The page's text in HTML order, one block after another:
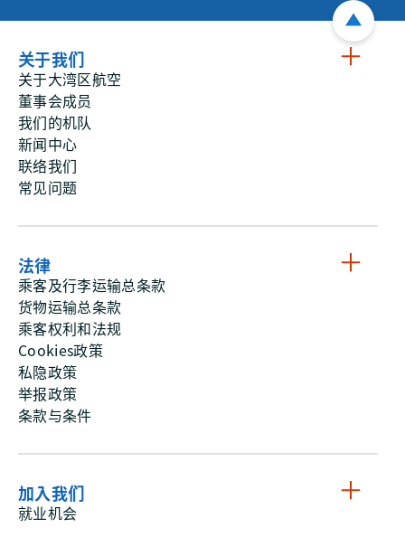
关于我们
关于大湾区航空
董事会成员
我们的机队
新闻中心
联络我们
常见问题
法律
乘客及行李运输总条款
货物运输总条款
乘客权利和法规
Cookies政策
私隐政策
举报政策
条款与条件
加入我们
就业机会